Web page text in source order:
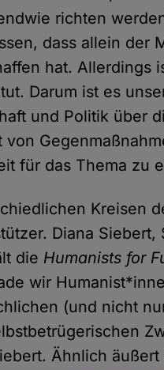
richten
dass allein der
hat. Allerdings
Darum ist es
und Politik über
für das Thema zu
Kreisen
Diana Siebert,
die Humanists for
wir
(und nicht
Ähnlich äußert